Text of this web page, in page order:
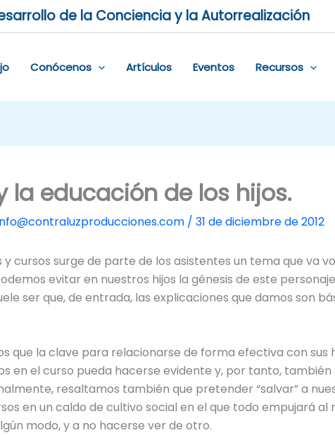
de la Conciencia y la Autorrealización
Conócenos Artículos Eventos Recursos
la educación de los hijos.
/ 31 de diciembre de 2012
y cursos surge de parte de los asistentes un tema que va
evitar en nuestros hijos la génesis de este
ser que, de entrada, las explicaciones que damos son
que la clave para relacionarse de forma efectiva con sus
en el curso pueda hacerse evidente y, por tanto,
resaltamos también que pretender “salvar” a
en un caldo de cultivo social en el que todo empujará
modo, y a no hacerse ver de otro.